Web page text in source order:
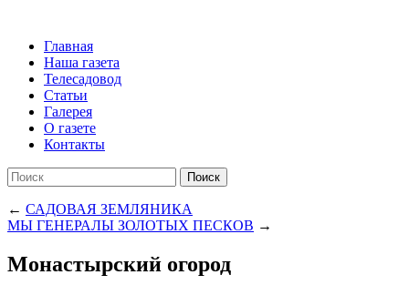
Главная
Наша газета
Телесадовод
Статьи
Галерея
О газете
Контакты
Поиск
← САДОВАЯ ЗЕМЛЯНИКА
МЫ ГЕНЕРАЛЫ ЗОЛОТЫХ ПЕСКОВ →
Монастырский огород